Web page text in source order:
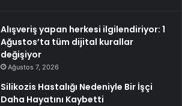
Alışveriş yapan herkesi ilgilendiriyor: 1
Ağustos’ta tüm dijital kurallar
değişiyor
Ağustos 7, 2026
Silikozis Hastalığı Nedeniyle Bir İşçi
Daha Hayatını Kaybetti